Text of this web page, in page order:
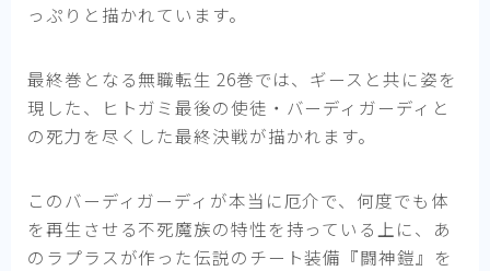
っぷりと描かれています。
最終巻となる無職転生 26巻では、ギースと共に姿を
現した、ヒトガミ最後の使徒・バーディガーディと
の死力を尽くした最終決戦が描かれます。
このバーディガーディが本当に厄介で、何度でも体
を再生させる不死魔族の特性を持っている上に、あ
のラプラスが作った伝説のチート装備『闘神鎧』を